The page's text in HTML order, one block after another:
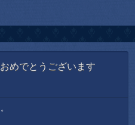
めでとうございます